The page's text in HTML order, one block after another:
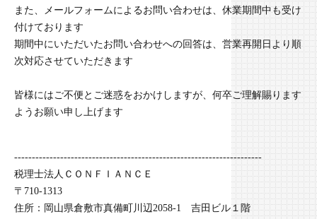
また、メールフォームによるお問い合わせは、休業期間中も受け
付けております
期間中にいただいたお問い合わせへの回答は、営業再開日より順
次対応させていただきます
皆様にはご不便とご迷惑をおかけしますが、何卒ご理解賜ります
ようお願い申し上げます
----------------------------------------------------------------------
税理士法人ＣＯＮＦＩＡＮＣＥ
〒710-1313
住所：岡山県倉敷市真備町川辺2058-1 吉田ビル１階